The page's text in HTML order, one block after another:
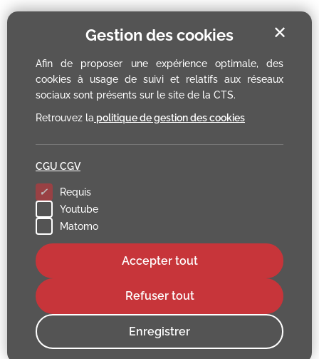
Gestion des cookies
Afin de proposer une expérience optimale, des
cookies à usage de suivi et relatifs aux réseaux
sociaux sont présents sur le site de la CTS.
Retrouvez la politique de gestion des cookies
Requis
Youtube
Matomo
Enregistrer
Refuser tout
Accepter tout
✕
CGU CGV